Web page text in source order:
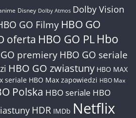
Disney Dolby Atmos Dolby Vision
GO Filmy HBO GO
oferta HBO GO PL Hbo
premiery HBO GO seriale
HBO GO zwiastuny HBO MAX
seriale HBO Max zapowiedzi HBO Max
Polska HBO seriale HBO
HDR IMDb Netflix